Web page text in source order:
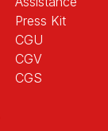
Press Kit
CGU
CGV
CGS